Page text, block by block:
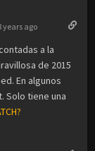
years ago
a la
de 2015
En algunos
Solo tiene una